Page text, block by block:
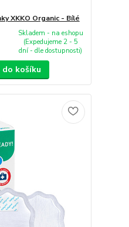
XKKO Organic - Bílé
Skladem - na eshopu
(Expedujeme 2 - 5
dní - dle dostupnosti)
košíku